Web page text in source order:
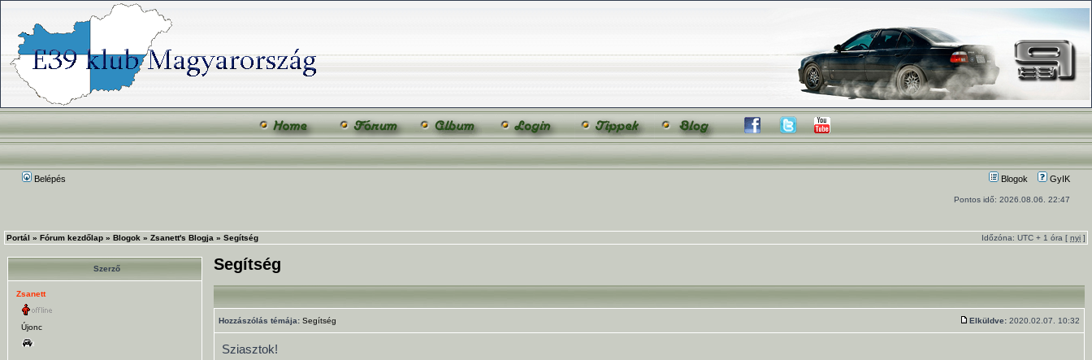
Belépés Blogok GyIK
Pontos idő: 2026.08.06. 22:47
Portál » Fórum kezdőlap » Blogok » Zsanett's Blogja » Segítség Időzóna: UTC + 1 óra [ nyi ]
Szerző
Zsanett
Újonc
Segítség
Hozzászólás témája: Segítség Elküldve: 2020.02.07. 10:32
Sziasztok!